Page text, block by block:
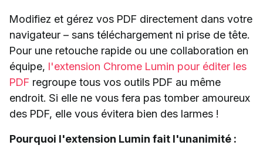
Modifiez et gérez vos PDF directement dans votre
navigateur – sans téléchargement ni prise de tête.
Pour une retouche rapide ou une collaboration en
équipe, l'extension Chrome Lumin pour éditer les
PDF regroupe tous vos outils PDF au même
endroit. Si elle ne vous fera pas tomber amoureux
des PDF, elle vous évitera bien des larmes !
Pourquoi l'extension Lumin fait l'unanimité :